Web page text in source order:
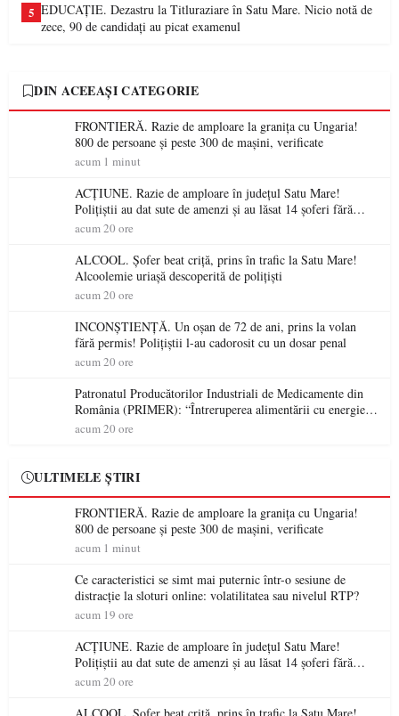
5 EDUCAȚIE. Dezastru la Titluraziare în Satu Mare. Nicio notă de
zece, 90 de candidați au picat examenul
DIN ACEEAȘI CATEGORIE
FRONTIERĂ. Razie de amploare la granița cu Ungaria!
800 de persoane și peste 300 de mașini, verificate
acum 1 minut
ACȚIUNE. Razie de amploare în județul Satu Mare!
Polițiștii au dat sute de amenzi și au lăsat 14 șoferi fără
permis într-o singură zi
acum 20 ore
ALCOOL. Șofer beat criță, prins în trafic la Satu Mare!
Alcoolemie uriașă descoperită de polițiști
acum 20 ore
INCONȘTIENȚĂ. Un oșan de 72 de ani, prins la volan
fără permis! Polițiștii l-au cadorosit cu un dosar penal
acum 20 ore
Patronatul Producătorilor Industriali de Medicamente din
România (PRIMER): “Întreruperea alimentării cu energie
electrică a fabricilor de medicamente va pune în pericol
acum 20 ore
ULTIMELE ȘTIRI
FRONTIERĂ. Razie de amploare la granița cu Ungaria!
800 de persoane și peste 300 de mașini, verificate
acum 1 minut
Ce caracteristici se simt mai puternic într-o sesiune de
distracție la sloturi online: volatilitatea sau nivelul RTP?
acum 19 ore
ACȚIUNE. Razie de amploare în județul Satu Mare!
Polițiștii au dat sute de amenzi și au lăsat 14 șoferi fără
permis într-o singură zi
acum 20 ore